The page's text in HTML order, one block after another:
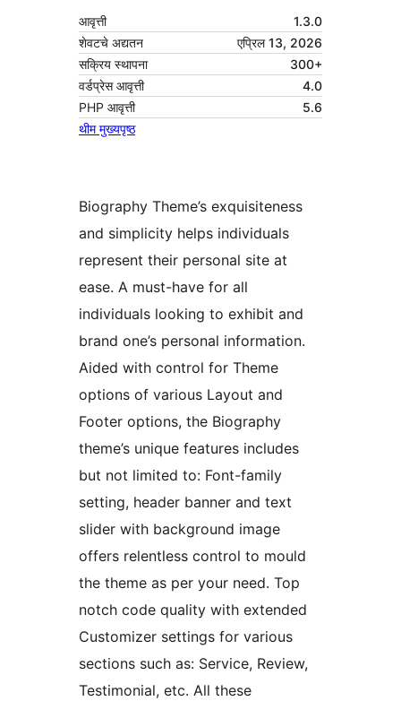
आवृत्ती
1.3.0
शेवटचे अद्यतन
एप्रिल 13, 2026
सक्रिय स्थापना
300+
वर्डप्रेस आवृत्ती
4.0
PHP आवृत्ती
5.6
थीम मुख्यपृष्ठ
Biography Theme’s exquisiteness
and simplicity helps individuals
represent their personal site at
ease. A must-have for all
individuals looking to exhibit and
brand one’s personal information.
Aided with control for Theme
options of various Layout and
Footer options, the Biography
theme’s unique features includes
but not limited to: Font-family
setting, header banner and text
slider with background image
offers relentless control to mould
the theme as per your need. Top
notch code quality with extended
Customizer settings for various
sections such as: Service, Review,
Testimonial, etc. All these